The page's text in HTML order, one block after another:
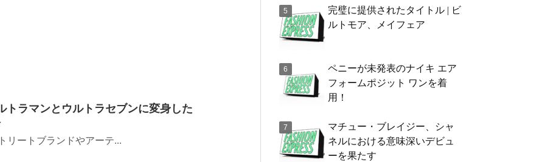
トラマンとウルトラセブンに変身した
リートブランドやアーテ...
完璧に提供されたタイトル | ビ
ルトモア、メイフェア
ペニーが未発表のナイキ エア
フォームポジット ワンを着
用！
マチュー・ブレイジー、シャ
ネルにおける意味深いデビュ
ーを果たす